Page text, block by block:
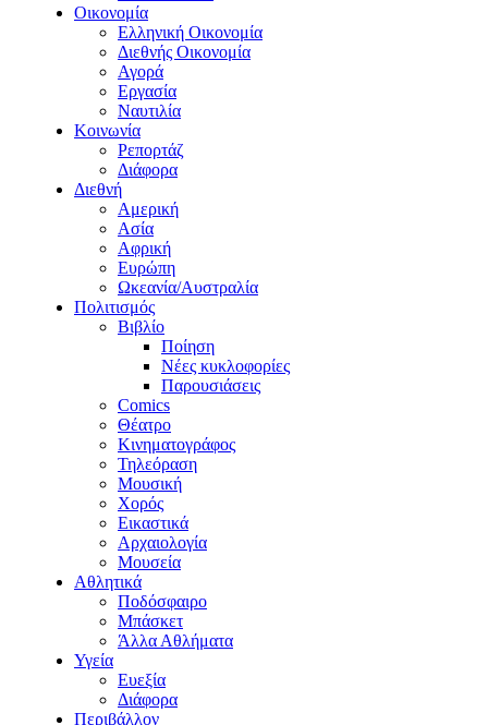
Οικονομία
Ελληνική Οικονομία
Διεθνής Οικονομία
Αγορά
Εργασία
Ναυτιλία
Κοινωνία
Ρεπορτάζ
Διάφορα
Διεθνή
Αμερική
Ασία
Αφρική
Ευρώπη
Ωκεανία/Αυστραλία
Πολιτισμός
Βιβλίο
Ποίηση
Νέες κυκλοφορίες
Παρουσιάσεις
Comics
Θέατρο
Κινηματογράφος
Τηλεόραση
Μουσική
Χορός
Εικαστικά
Αρχαιολογία
Μουσεία
Αθλητικά
Ποδόσφαιρο
Μπάσκετ
Άλλα Αθλήματα
Υγεία
Ευεξία
Διάφορα
Περιβάλλον